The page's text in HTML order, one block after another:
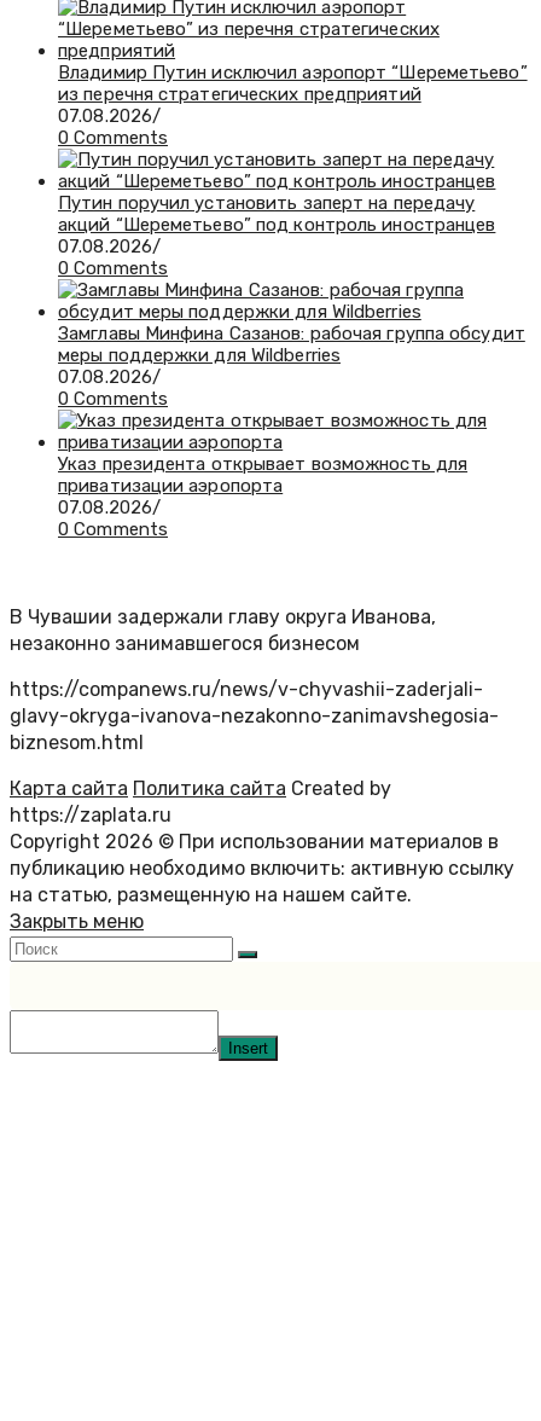
Владимир Путин исключил аэропорт “Шереметьево”
из перечня стратегических предприятий
07.08.2026/
0 Comments
Путин поручил установить заперт на передачу
акций “Шереметьево” под контроль иностранцев
07.08.2026/
0 Comments
Замглавы Минфина Сазанов: рабочая группа обсудит
меры поддержки для Wildberries
07.08.2026/
0 Comments
Указ президента открывает возможность для
приватизации аэропорта
07.08.2026/
0 Comments
В Чувашии задержали главу округа Иванова,
незаконно занимавшегося бизнесом
https://companews.ru/news/v-chyvashii-zaderjali-
glavy-okryga-ivanova-nezakonno-zanimavshegosia-
biznesom.html
Карта сайта Политика сайта Created by
https://zaplata.ru
Copyright 2026 © При использовании материалов в
публикацию необходимо включить: активную ссылку
на статью, размещенную на нашем сайте.
Закрыть меню
Insert